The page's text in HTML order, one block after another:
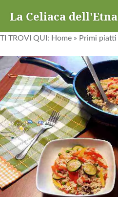
La Celiaca dell'Etna
TI TROVI QUI: Home » Primi piatti